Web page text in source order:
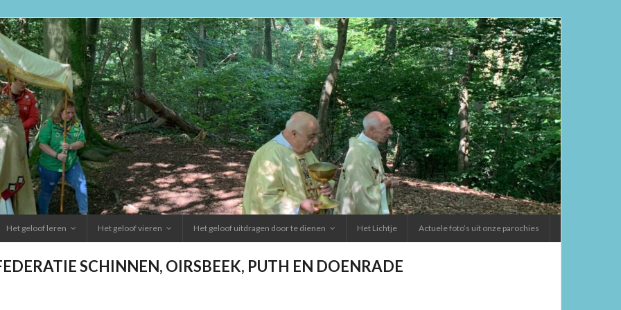
Het geloof leren Het geloof vieren Het geloof uitdragen door te dienen Het Lichtje Actuele foto’s uit onze parochies
SCHINNEN, OIRSBEEK, PUTH EN DOENRADE